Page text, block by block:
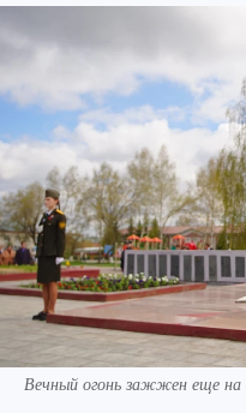
Вечный огонь зажжен еще на